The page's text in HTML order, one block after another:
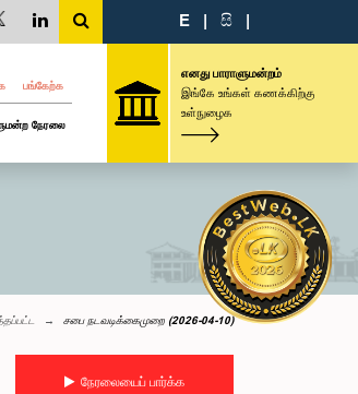
E | සි |
பங்கேற்க
நேரலை
எனது பாராளுமன்றம்
இங்கே உங்கள் கணக்கிற்கு
உள்நுழைக
சபை நடவடிக்கைமுறை (2026-04-10)
நேரலையைப் பார்க்க